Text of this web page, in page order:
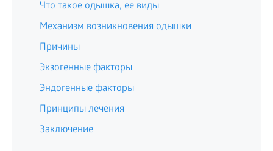
Что такое одышка, ее виды
Механизм возникновения одышки
Причины
Экзогенные факторы
Эндогенные факторы
Принципы лечения
Заключение